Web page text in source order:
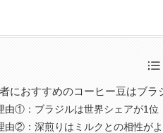
におすすめのコーヒー豆はブラ
由①：ブラジルは世界シェアが1位
由②：深煎りはミルクとの相性が